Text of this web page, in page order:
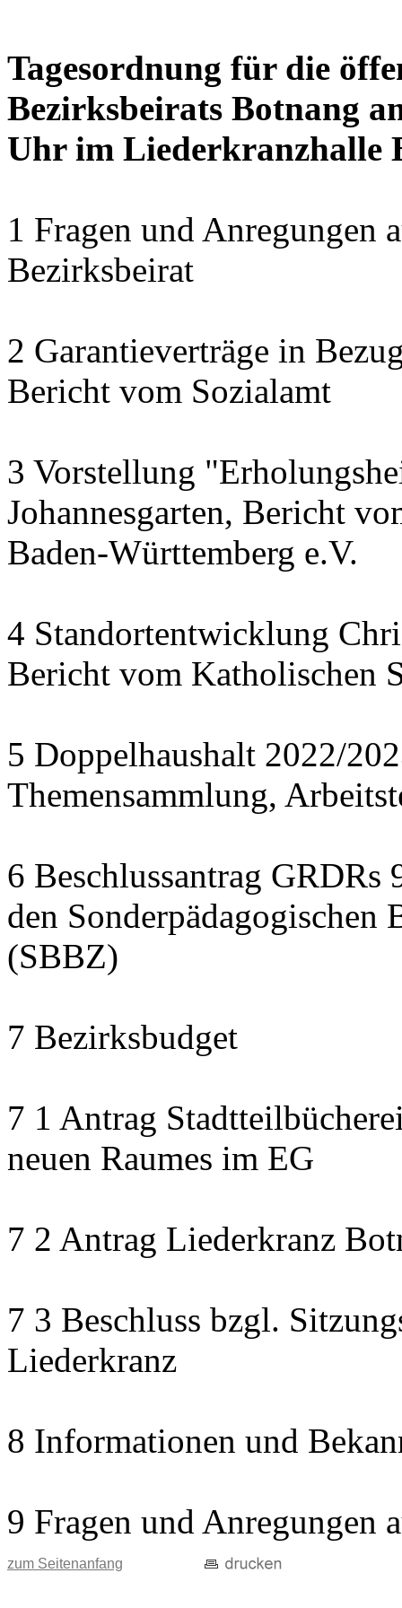
Tagesordnung für die
Bezirksbeirats Botnang
Uhr im Liederkranzhalle
1 Fragen und Anregungen
Bezirksbeirat
2 Garantieverträge in
Bericht vom Sozialamt
3 Vorstellung
Johannesgarten, Bericht
Baden-Württemberg e.V.
4 Standortentwicklung
Bericht vom Katholischen
5 Doppelhaushalt 2022/
Themensammlung,
6 Beschlussantrag
den Sonderpädagogischen
(SBBZ)
7 Bezirksbudget
7 1 Antrag
neuen Raumes im EG
7 2 Antrag Liederkranz
7 3 Beschluss bzgl.
Liederkranz
8 Informationen und
9 Fragen und Anregungen
zum Seitenanfang